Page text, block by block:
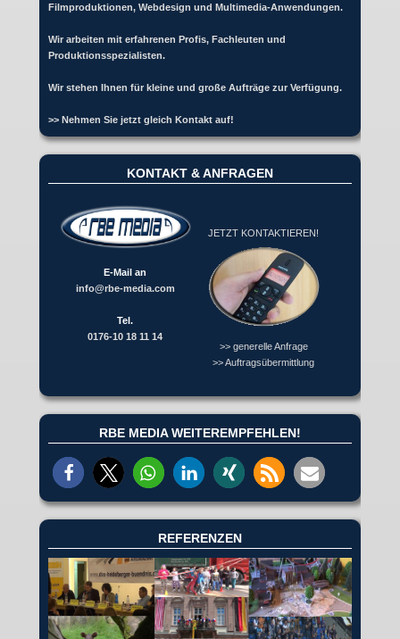
Filmproduktionen, Webdesign und Multimedia-Anwendungen.
Wir arbeiten mit erfahrenen Profis, Fachleuten und
Produktionsspezialisten.
Wir stehen Ihnen für kleine und große Aufträge zur Verfügung.
>> Nehmen Sie jetzt gleich Kontakt auf!
KONTAKT & ANFRAGEN
E-Mail an
info@rbe-media.com
Tel.
0176-10 18 11 14
JETZT KONTAKTIEREN!
>> generelle Anfrage
>> Auftragsübermittlung
RBE MEDIA WEITEREMPFEHLEN!
REFERENZEN